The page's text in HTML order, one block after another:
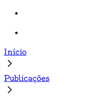
Início
Publicações